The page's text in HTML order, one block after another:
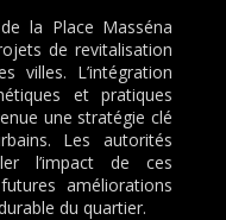
la Place Masséna
de revitalisation
villes. L’intégration
et pratiques
une stratégie clé
Les autorités
l’impact de ces
améliorations
du quartier.